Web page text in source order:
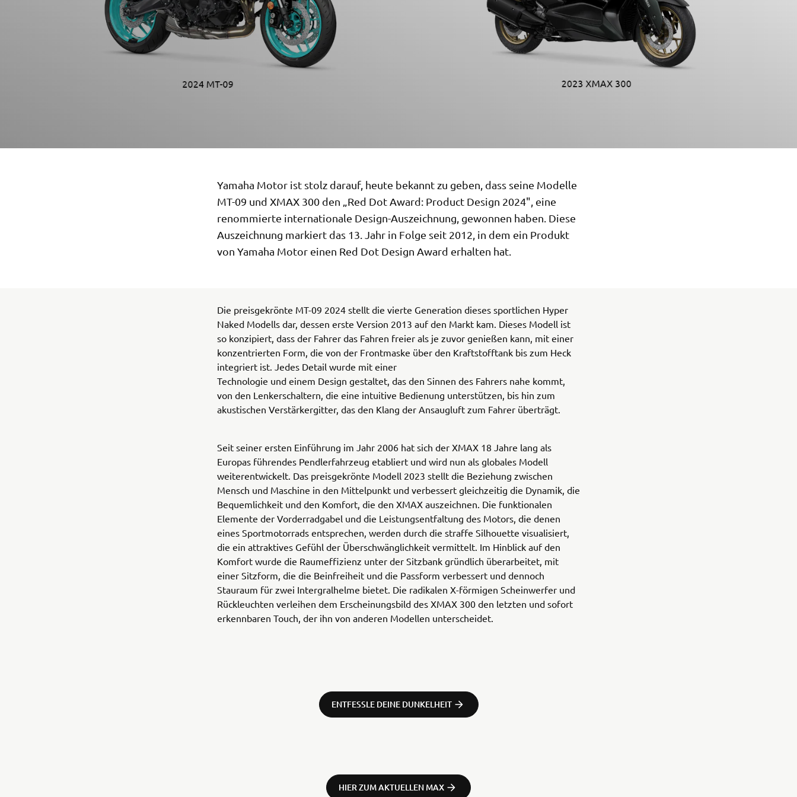
Yamaha Motor ist stolz darauf, heute bekannt zu geben, dass seine Modelle
MT-09 und XMAX 300 den „Red Dot Award: Product Design 2024", eine
renommierte internationale Design-Auszeichnung, gewonnen haben. Diese
Auszeichnung markiert das 13. Jahr in Folge seit 2012, in dem ein Produkt
von Yamaha Motor einen Red Dot Design Award erhalten hat.
Die preisgekrönte MT-09 2024 stellt die vierte Generation dieses sportlichen Hyper
Naked Modells dar, dessen erste Version 2013 auf den Markt kam. Dieses Modell ist
so konzipiert, dass der Fahrer das Fahren freier als je zuvor genießen kann, mit einer
konzentrierten Form, die von der Frontmaske über den Kraftstofftank bis zum Heck
integriert ist. Jedes Detail wurde mit einer
Technologie und einem Design gestaltet, das den Sinnen des Fahrers nahe kommt,
von den Lenkerschaltern, die eine intuitive Bedienung unterstützen, bis hin zum
akustischen Verstärkergitter, das den Klang der Ansaugluft zum Fahrer überträgt.
Seit seiner ersten Einführung im Jahr 2006 hat sich der XMAX 18 Jahre lang als
Europas führendes Pendlerfahrzeug etabliert und wird nun als globales Modell
weiterentwickelt. Das preisgekrönte Modell 2023 stellt die Beziehung zwischen
Mensch und Maschine in den Mittelpunkt und verbessert gleichzeitig die Dynamik, die
Bequemlichkeit und den Komfort, die den XMAX auszeichnen. Die funktionalen
Elemente der Vorderradgabel und die Leistungsentfaltung des Motors, die denen
eines Sportmotorrads entsprechen, werden durch die straffe Silhouette visualisiert,
die ein attraktives Gefühl der Überschwänglichkeit vermittelt. Im Hinblick auf den
Komfort wurde die Raumeffizienz unter der Sitzbank gründlich überarbeitet, mit
einer Sitzform, die die Beinfreiheit und die Passform verbessert und dennoch
Stauraum für zwei Intergralhelme bietet. Die radikalen X-förmigen Scheinwerfer und
Rückleuchten verleihen dem Erscheinungsbild des XMAX 300 den letzten und sofort
erkennbaren Touch, der ihn von anderen Modellen unterscheidet.
ENTFESSLE DEINE DUNKELHEIT
HIER ZUM AKTUELLEN MAX